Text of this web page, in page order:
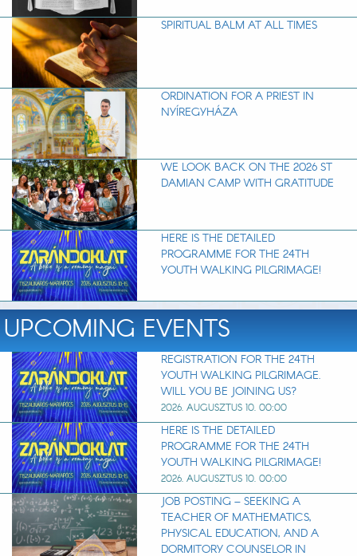
SPIRITUAL BALM AT ALL TIMES
ORDINATION FOR A PRIEST IN
NYÍREGYHÁZA
WE LOOK BACK ON THE 2026 ST
DAMIAN CAMP WITH GRATITUDE
HERE IS THE DETAILED
PROGRAMME FOR THE 24TH
YOUTH WALKING PILGRIMAGE!
UPCOMING EVENTS
REGISTRATION FOR THE 24TH
YOUTH WALKING PILGRIMAGE.
WILL YOU BE JOINING US?
2026. AUGUSZTUS 10. 00:00
HERE IS THE DETAILED
PROGRAMME FOR THE 24TH
YOUTH WALKING PILGRIMAGE!
2026. AUGUSZTUS 10. 00:00
JOB POSTING – SEEKING A
TEACHER OF MATHEMATICS,
PHYSICAL EDUCATION, AND A
DORMITORY COUNSELOR IN